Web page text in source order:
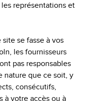
représentations et
se fasse à vos
les fournisseurs
pas responsables
nature que ce soit, y
consécutifs,
à votre accès ou à